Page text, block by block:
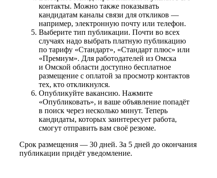
контакты. Можно также показывать
кандидатам каналы связи для откликов —
например, электронную почту или телефон.
Выберите тип публикации. Почти во всех
случаях надо выбрать платную публикацию
по тарифу «Стандарт», «Стандарт плюс» или
«Премиум». Для работодателей из Омска
и Омской области доступно бесплатное
размещение с оплатой за просмотр контактов
тех, кто откликнулся.
Опубликуйте вакансию. Нажмите
«Опубликовать», и ваше объявление попадёт
в поиск через несколько минут. Теперь
кандидаты, которых заинтересует работа,
смогут отправить вам своё резюме.
Срок размещения — 30 дней. За 5 дней до окончания
публикации придёт уведомление.